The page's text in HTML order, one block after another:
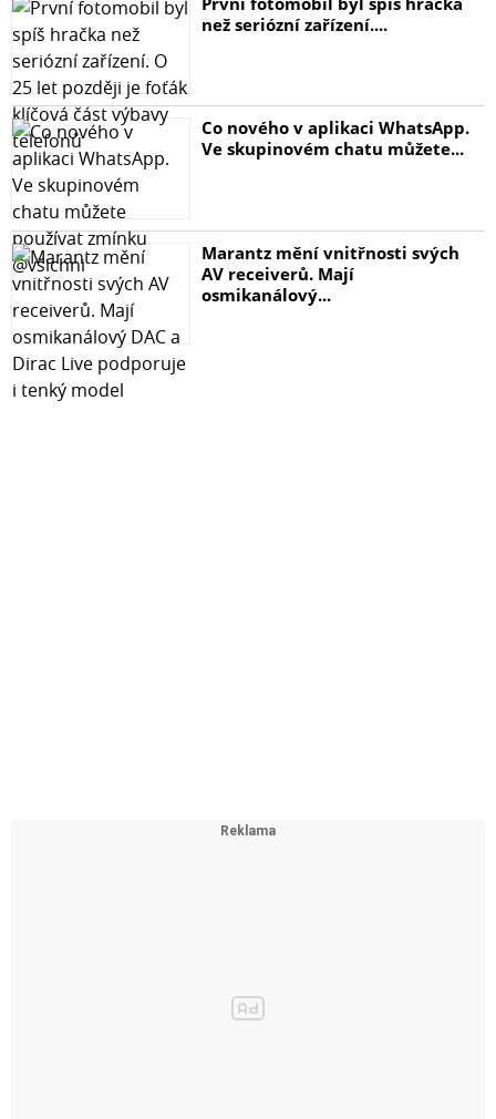
než seriózní zařízení....
Co nového v aplikaci WhatsApp.
Ve skupinovém chatu můžete...
Marantz mění vnitřnosti svých
AV receiverů. Mají
osmikanálový...